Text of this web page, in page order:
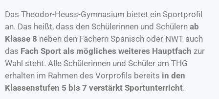
Das Theodor-Heuss-Gymnasium bietet ein Sportprofil
an. Das heißt, dass den Schülerinnen und Schülern ab
Klasse 8 neben den Fächern Spanisch oder NWT auch
das Fach Sport als mögliches weiteres Hauptfach zur
Wahl steht. Alle Schülerinnen und Schüler am THG
erhalten im Rahmen des Vorprofils bereits in den
Klassenstufen 5 bis 7 verstärkt Sportunterricht.